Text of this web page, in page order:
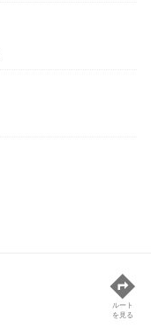
ルート
を見る